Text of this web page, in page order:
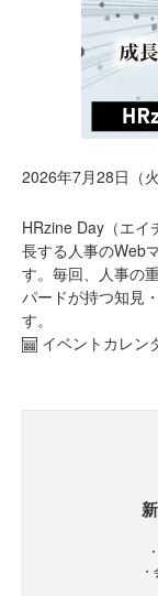
2026年7月28日（
HRzine Day（エイ
長する人事のWeb
す。毎回、人事の
パードが持つ知見
す。
イベントカレン